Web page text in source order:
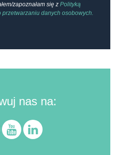
zapoznałam się z Polityką
przetwarzaniu danych osobowych.
nas na: